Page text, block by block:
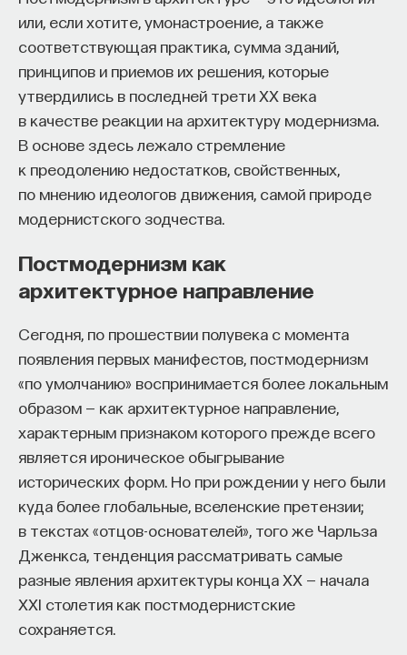
или, если хотите, умонастроение, а также
соответствующая практика, сумма зданий,
принципов и приемов их решения, которые
утвердились в последней трети XX века
в качестве реакции на архитектуру модернизма.
В основе здесь лежало стремление
к преодолению недостатков, свойственных,
по мнению идеологов движения, самой природе
модернистского зодчества.
Постмодернизм как
архитектурное направление
Сегодня, по прошествии полувека с момента
появления первых манифестов, постмодернизм
«по умолчанию» воспринимается более локальным
образом — как архитектурное направление,
характерным признаком которого прежде всего
является ироническое обыгрывание
исторических форм. Но при рождении у него были
куда более глобальные, вселенские претензии;
в текстах «отцов-основателей», того же Чарльза
Дженкса, тенденция рассматривать самые
разные явления архитектуры конца XX — начала
XXI столетия как постмодернистские
сохраняется.
собственное будущее, почему результаты
образования раскрываются на длинной дистанции,
и что на самом деле должен уметь студент,
выходящий в сложный и быстро меняющийся мир.
А еще — почему ИИ не стоит просто запрещать,
как использовать его для диалога, и зачем
университету учить не только знаниям, но и самой
практике мышления и коммуникации.
Основатель ПостНауки Ивар Максутов запускает
проект Naukka Talents.
STEM-специалистов (Science, Technology,
Engineering, Mathematics) в самые амбициозные
Deep-Tech и Biotech проекты по всему миру. Если
вы занимаетесь биоинформатикой, молекулярной
биологией, ИИ или другими наукоемкими
дисциплинами, проект поможет вам найти место
в командах, меняющих индустрию.
Как стать участником:
Образование работает дольше,
чем кажется